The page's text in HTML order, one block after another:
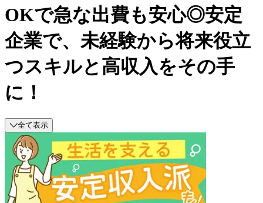
OKで急な出費も安心◎安定
企業で、未経験から将来役立
つスキルと高収入をその手
に！
全て表示